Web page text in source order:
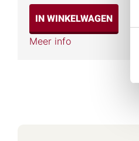
IN WINKELWAGEN
Meer info